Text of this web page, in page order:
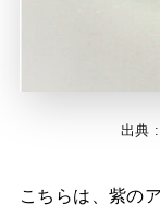
出典 :
こちらは、紫の